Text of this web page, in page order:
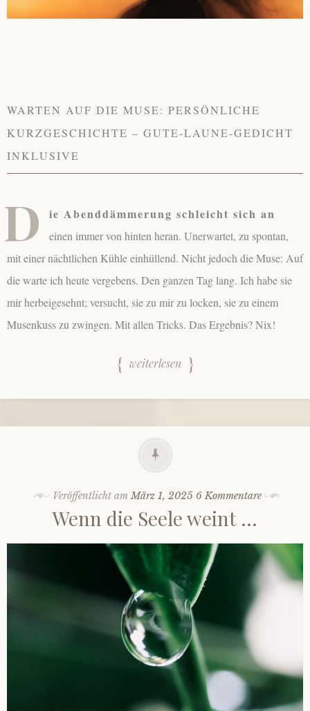
WARTEN AUF DIE MUSE: PERSÖNLICHE
KURZGESCHICHTE – GUTE-LAUNE-GEDICHT
INKLUSIVE
D ie Abenddämmerung schleicht sich an
einen immer von hinten heran. Unerwartet, zu spontan,
mit einer nächtlichen Kühle einhüllend. Nicht jedoch die Muse: Auf
die warte ich heute vergebens. Den ganzen Tag lang. Ich habe sie
mir herbeigesehnt; versucht, sie zu mir zu locken, sie zu einem
Musenkuss zu zwingen. Mit allen Tricks. Das Ergebnis? Nix!
weiterlesen
Veröffentlicht amMärz 1, 2025 6 Kommentare
Wenn die Seele weint …